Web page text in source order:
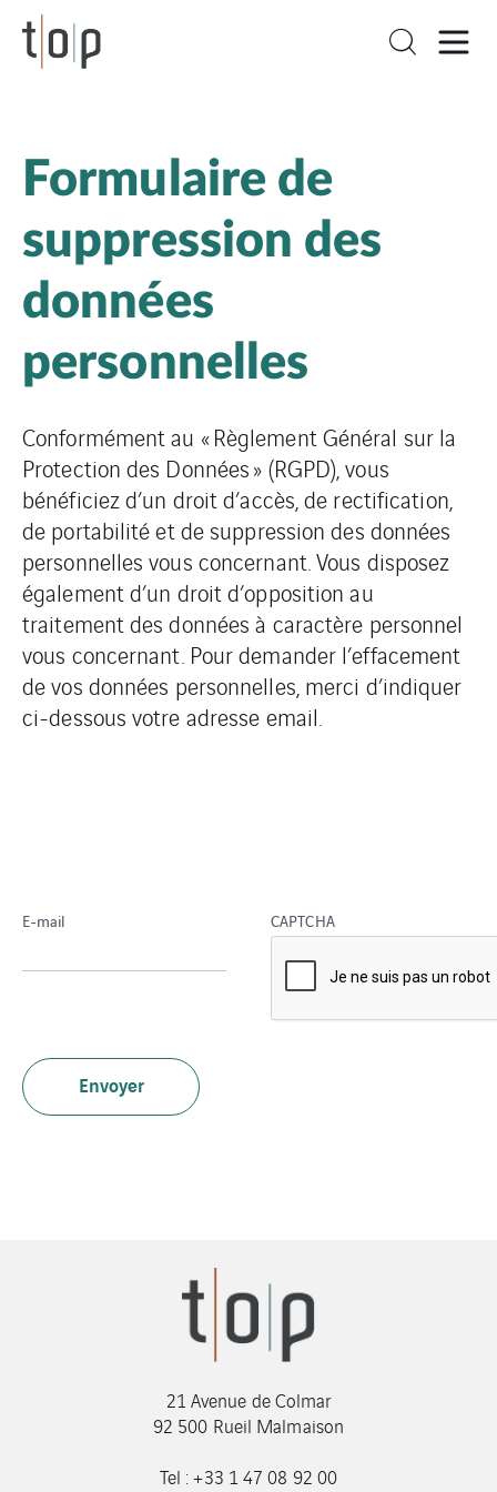
Formulaire de
suppression des
données
personnelles
Conformément au « Règlement Général sur la
Protection des Données » (RGPD), vous
bénéficiez d’un droit d’accès, de rectification,
de portabilité et de suppression des données
personnelles vous concernant. Vous disposez
également d’un droit d’opposition au
traitement des données à caractère personnel
vous concernant. Pour demander l’effacement
de vos données personnelles, merci d’indiquer
ci-dessous votre adresse email.
E-mail CAPTCHA
21 Avenue de Colmar
92 500 Rueil Malmaison
Tel : +33 1 47 08 92 00